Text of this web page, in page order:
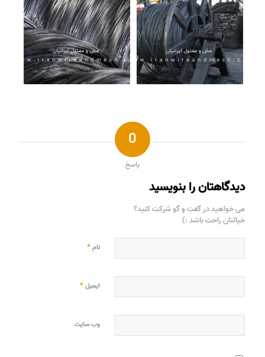
0
پاسخ
دیدگاهتان را بنویسید
می خواهید در گفت و گو شرکت کنید؟
خیالتان راحت باشد :)
نام*
ایمیل*
وب‌ سایت